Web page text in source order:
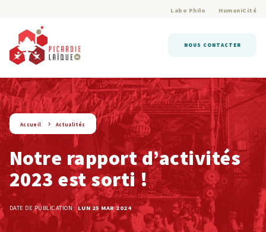
Labo Philo HumaniCité
NOUS CONTACTER
string(9) « actualite »
Accueil Actualités
Notre rapport d’activités
2023 est sorti !
DATE DE PUBLICATION :LUN 25 MAR 2024